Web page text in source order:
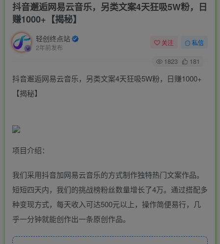
抖音邂逅网易云音乐，另类文案4天狂吸5W粉，日
赚1000+【揭秘】
轻创终点站
2年前发布
关注 私信
1823 181
抖音邂逅网易云音乐，另类文案4天狂吸5W粉，日赚1000+
【揭秘】
项目介绍：
我们采用抖音加网易云音乐的方式制作独特热门文案作品。
短短四天内，我们的挑战榜粉丝数量增长了4万。通过搭配多
种变现方式，每天收入可达500元以上，操作简便易行，几
乎一分钟就能创作出一条原创作品。